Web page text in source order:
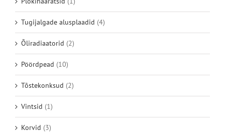
Tugijalgade alusplaadid (4)
Õliradiaatorid (2)
Pöördpead (10)
Tõstekonksud (2)
Vintsid (1)
Korvid (3)